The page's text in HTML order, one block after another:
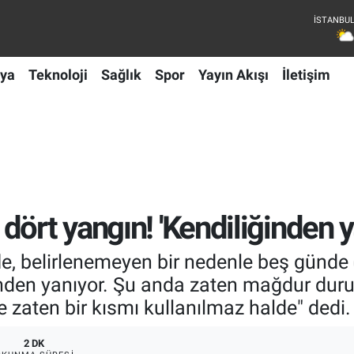
Teknoloji Sağlık Spor Yayın Akışı İletişim
yangın! 'Kendiliğinden
belirlenemeyen bir nedenle beş günde
yanıyor. Şu anda zaten mağdur
zaten bir kısmı kullanılmaz halde" dedi.
2 DK